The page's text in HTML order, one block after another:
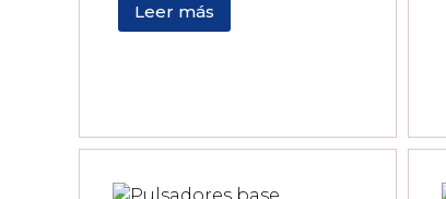
Leer más